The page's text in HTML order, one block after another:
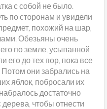
с собой не было.
по сторонам и увидели
похожий на шар,
Обезьяны очень
по земле, усыпанной
его до тех пор, пока все
они забрались на
яблок, побросали их
достаточно
дерева, чтобы отнести